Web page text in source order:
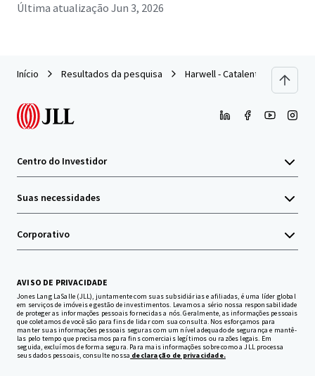
Última atualização Jun 3, 2026
Início Resultados da pesquisa Harwell - Catalent
Centro do Investidor
Suas necessidades
Corporativo
AVISO DE PRIVACIDADE
Jones Lang LaSalle (JLL), juntamente com suas subsidiárias e afiliadas, é uma líder global
em serviços de imóveis e gestão de investimentos. Levamos a sério nossa responsabilidade
de proteger as informações pessoais fornecidas a nós. Geralmente, as informações pessoais
que coletamos de você são para fins de lidar com sua consulta. Nos esforçamos para
manter suas informações pessoais seguras com um nível adequado de segurança e mantê-
las pelo tempo que precisamos para fins comerciais legítimos ou razões legais. Em
seguida, excluímos de forma segura. Para mais informações sobre como a JLL processa
seus dados pessoais, consulte nossa declaração de privacidade.